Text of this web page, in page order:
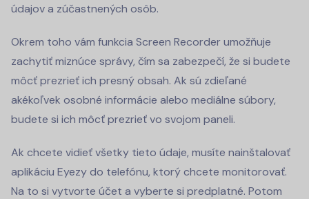
údajov a zúčastnených osôb.
Okrem toho vám funkcia Screen Recorder umožňuje
zachytiť miznúce správy, čím sa zabezpečí, že si budete
môcť prezrieť ich presný obsah. Ak sú zdieľané
akékoľvek osobné informácie alebo mediálne súbory,
budete si ich môcť prezrieť vo svojom paneli.
Ak chcete vidieť všetky tieto údaje, musíte nainštalovať
aplikáciu Eyezy do telefónu, ktorý chcete monitorovať.
Na to si vytvorte účet a vyberte si predplatné. Potom